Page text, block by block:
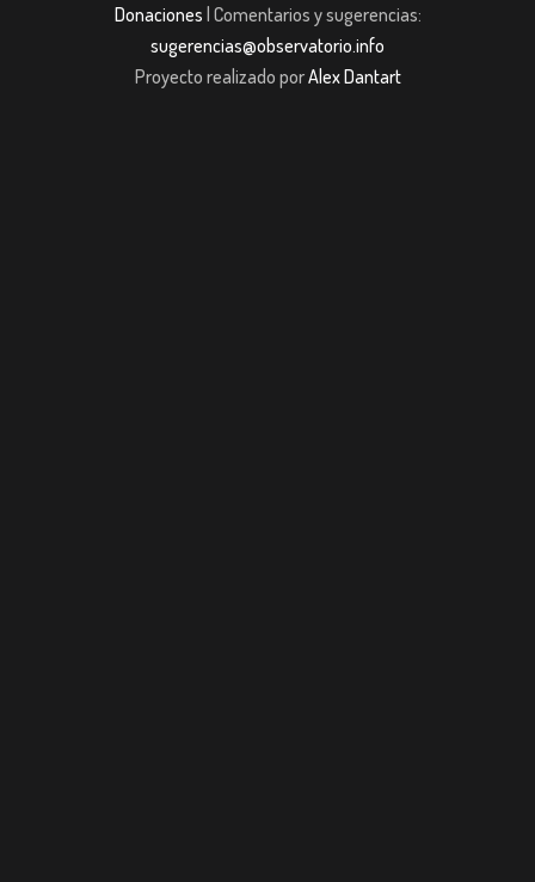
Donaciones | Comentarios y sugerencias:
sugerencias@observatorio.info
Proyecto realizado porAlex Dantart